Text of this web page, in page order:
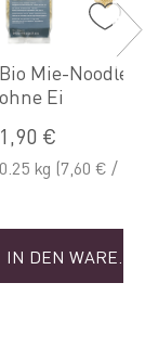
Bio Mie-Noodles
ohne Ei
1,90 €
0.25 kg (7,60 € / 1
IN DEN